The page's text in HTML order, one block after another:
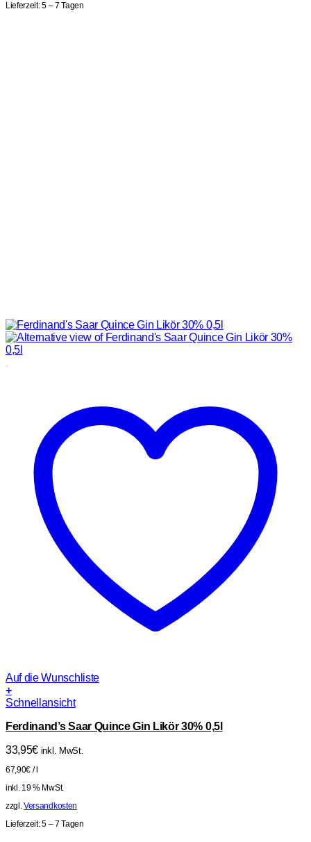
Lieferzeit:5 – 7 Tagen
Auf die Wunschliste
+
Schnellansicht
Ferdinand’s Saar Quince Gin Likör 30% 0,5l
33,95€ inkl. MwSt.
67,90€ /
inkl. 19 % MwSt.
zzgl.Versandkosten
Lieferzeit:5 – 7 Tagen